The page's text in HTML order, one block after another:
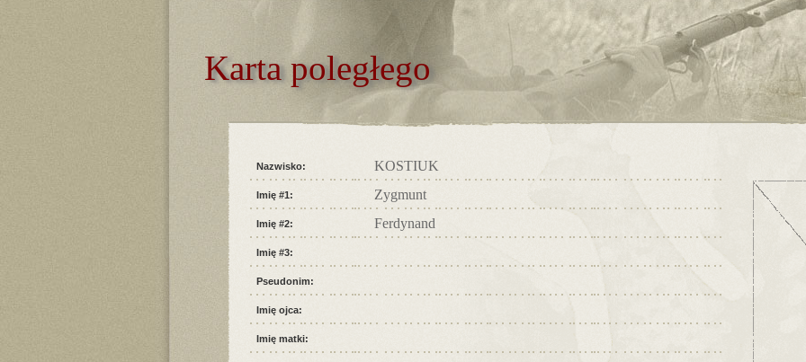
Karta poległego
Nazwisko: KOSTIUK
Imię #1: Zygmunt
Imię #2: Ferdynand
Imię #3:
Pseudonim:
Imię ojca:
Imię matki: